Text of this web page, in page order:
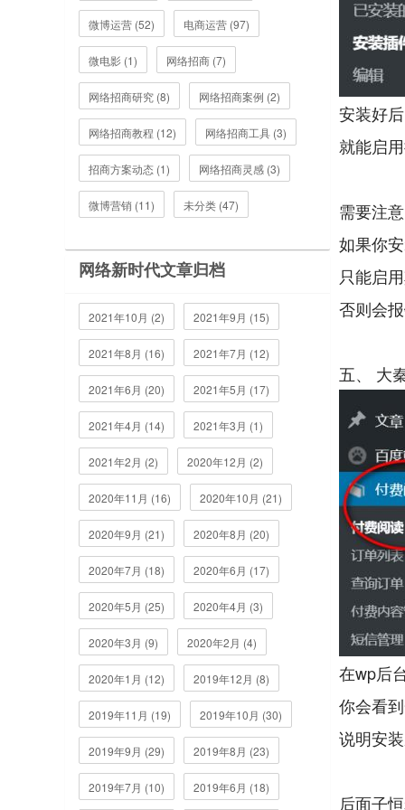
微博运营 (52) 电商运营 (97)
微电影 (1) 网络招商 (7)
网络招商研究 (8) 网络招商案例 (2)
网络招商教程 (12) 网络招商工具 (3)
招商方案动态 (1) 网络招商灵感 (3)
微博营销 (11) 未分类 (47)
网络新时代文章归档
2021年10月 (2) 2021年9月 (15)
2021年8月 (16) 2021年7月 (12)
2021年6月 (20) 2021年5月 (17)
2021年4月 (14) 2021年3月 (1)
2021年2月 (2) 2020年12月 (2)
2020年11月 (16) 2020年10月 (21)
2020年9月 (21) 2020年8月 (20)
2020年7月 (18) 2020年6月 (17)
2020年5月 (25) 2020年4月 (3)
2020年3月 (9) 2020年2月 (4)
2020年1月 (12) 2019年12月 (8)
2019年11月 (19) 2019年10月 (30)
2019年9月 (29) 2019年8月 (23)
2019年7月 (10) 2019年6月 (18)
安装好
就能启
需要注
如果你
只能启
否则会
在wp后
你会看
说明安
后面子